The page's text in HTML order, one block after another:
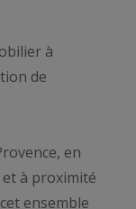
à
de
en
à proximité
ensemble